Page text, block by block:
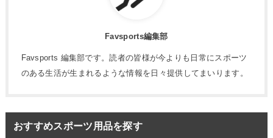
Favsports編集部
Favsports 編集部です。読者の皆様が今よりも日常にスポーツ
のある生活が生まれるような情報を日々提供してまいります。
おすすめスポーツ用品を探す